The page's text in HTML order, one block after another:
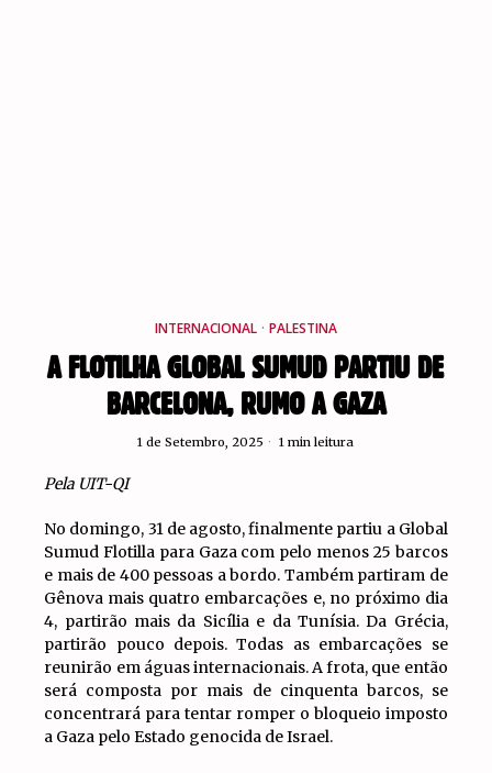
INTERNACIONAL · PALESTINA
A FLOTILHA GLOBAL SUMUD PARTIU DE
BARCELONA, RUMO A GAZA
1 de Setembro, 2025 1 min leitura
Pela UIT-QI
No domingo, 31 de agosto, finalmente partiu a Global
Sumud Flotilla para Gaza com pelo menos 25 barcos
e mais de 400 pessoas a bordo. Também partiram de
Gênova mais quatro embarcações e, no próximo dia
4, partirão mais da Sicília e da Tunísia. Da Grécia,
partirão pouco depois. Todas as embarcações se
reunirão em águas internacionais. A frota, que então
será composta por mais de cinquenta barcos, se
concentrará para tentar romper o bloqueio imposto
a Gaza pelo Estado genocida de Israel.